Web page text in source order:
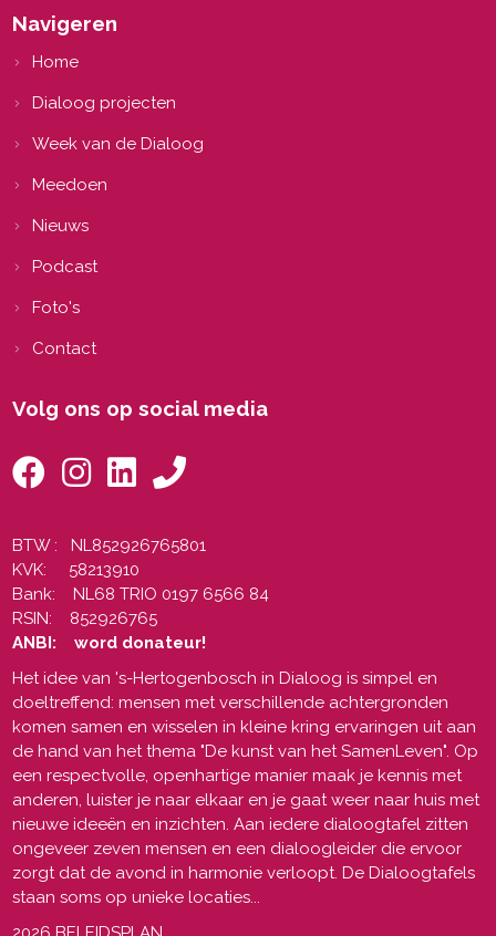
Navigeren
Home
Dialoog projecten
Week van de Dialoog
Meedoen
Nieuws
Podcast
Foto's
Contact
Volg ons op social media
BTW : NL852926765801
KVK: 58213910
Bank: NL68 TRIO 0197 6566 84
RSIN: 852926765
ANBI: word donateur!
Het idee van 's-Hertogenbosch in Dialoog is simpel en
doeltreffend: mensen met verschillende achtergronden
komen samen en wisselen in kleine kring ervaringen uit aan
de hand van het thema "De kunst van het SamenLeven". Op
een respectvolle, openhartige manier maak je kennis met
anderen, luister je naar elkaar en je gaat weer naar huis met
nieuwe ideeën en inzichten. Aan iedere dialoogtafel zitten
ongeveer zeven mensen en een dialoogleider die ervoor
zorgt dat de avond in harmonie verloopt. De Dialoogtafels
staan soms op unieke locaties...